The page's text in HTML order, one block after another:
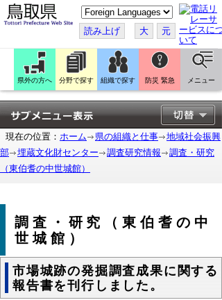
こ
の
ペ
ー
ジ
翻
訳
す
る
読み上げ 大 元
県外の方へ 分野で探す 組織で探す 防災 緊急 メニュー
現在の位置： ホーム 県の組織と仕事
地域社会振興
部
埋蔵文化財センター 調査研究情報
調査・研究
（東伯耆の中世城館）
調査・研究（東伯耆の中
世城館）
市場城跡の発掘調査成果に関する
報告書を刊行しました。